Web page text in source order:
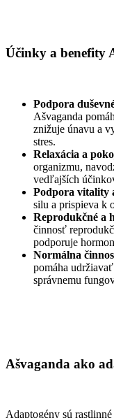
Účinky a benefity
Podpora
Ašvaganda
znižuje únavu a
stres.
Relaxácia a
organizmu,
vedľajších
Podpora vitality
silu a prispieva k
Reprodukčné a
činnosť
podporuje
Normálna
pomáha
správnemu
Ašvaganda ako
Adaptogény sú